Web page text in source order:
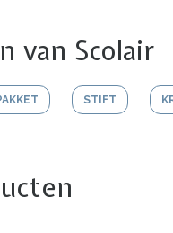
van Scolair
STIFT